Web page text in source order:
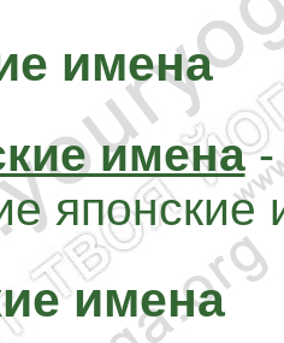
имена
имена-
японские
имена